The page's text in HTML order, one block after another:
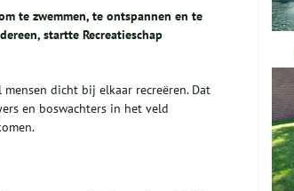
te zwemmen, te ontspannen en te
startte Recreatieschap
dicht bij elkaar recreëren. Dat
en boswachters in het veld